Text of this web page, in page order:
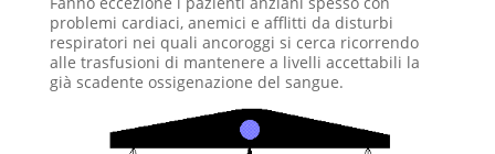
problemi cardiaci, anemici e afflitti da disturbi
respiratori nei quali ancoroggi si cerca ricorrendo
alle trasfusioni di mantenere a livelli accettabili la
già scadente ossigenazione del sangue.